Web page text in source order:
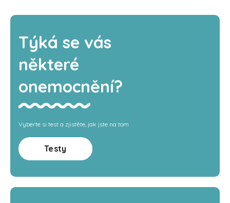
Týká se vás
některé
onemocnění?
Vyberte si test a zjistěte, jak jste na tom
Testy